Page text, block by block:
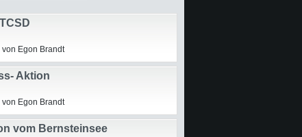
Egon Brandt
Aktion
Egon Brandt
vom Bernsteinsee